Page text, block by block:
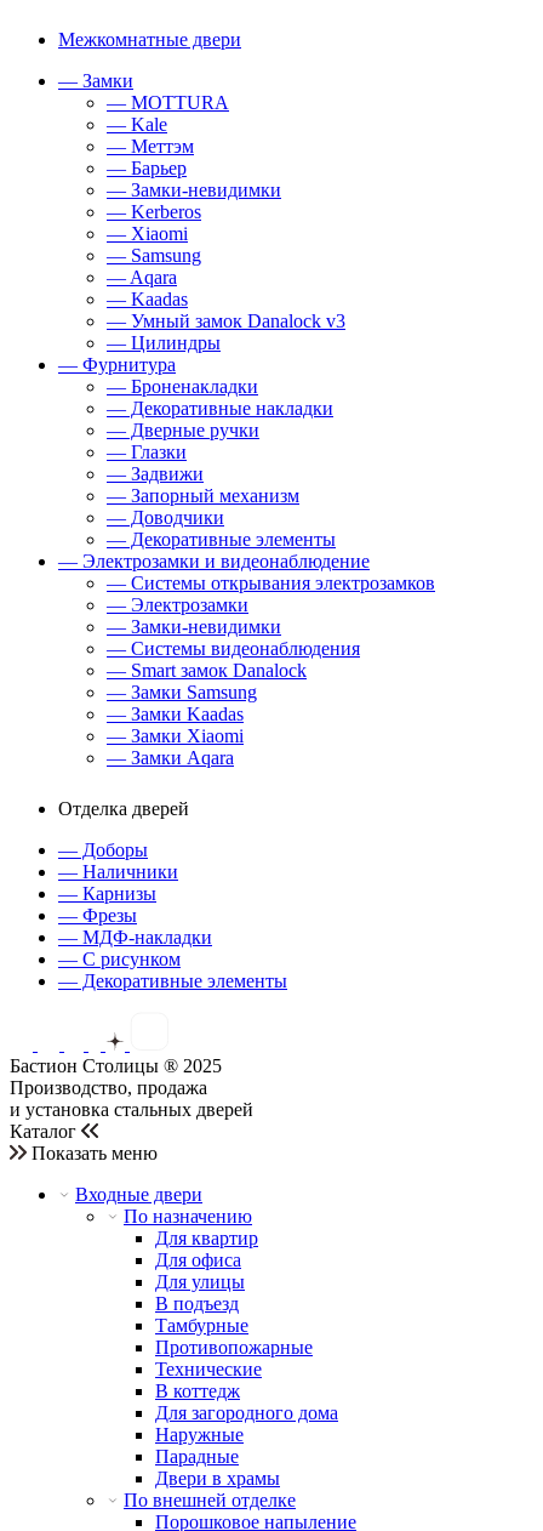
Межкомнатные двери
— Замки
— MOTTURA
— Kale
— Меттэм
— Барьер
— Замки-невидимки
— Kerberos
— Xiaomi
— Samsung
— Aqara
— Kaadas
— Умный замок Danalock v3
— Цилиндры
— Фурнитура
— Броненакладки
— Декоративные накладки
— Дверные ручки
— Глазки
— Задвижи
— Запорный механизм
— Доводчики
— Декоративные элементы
— Электрозамки и видеонаблюдение
— Системы открывания электрозамков
— Электрозамки
— Замки-невидимки
— Системы видеонаблюдения
— Smart замок Danalock
— Замки Samsung
— Замки Kaadas
— Замки Xiaomi
— Замки Aqara
Отделка дверей
— Доборы
— Наличники
— Карнизы
— Фрезы
— МДФ-накладки
— С рисунком
— Декоративные элементы
Бастион Столицы ® 2025
Производство, продажа
и установка стальных дверей
Каталог
Показать меню
Входные двери
По назначению
Для квартир
Для офиса
Для улицы
В подъезд
Тамбурные
Противопожарные
Технические
В коттедж
Для загородного дома
Наружные
Парадные
Двери в храмы
По внешней отделке
Порошковое напыление